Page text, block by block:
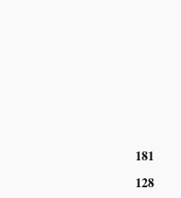
181
128